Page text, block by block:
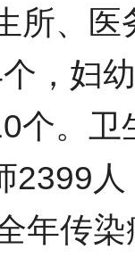
所、
，妇
个。
2399
年传